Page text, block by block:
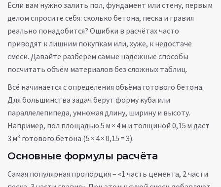
Если вам нужно залить пол, фундамент или стену, первым
делом спросите себя: сколько бетона, песка и гравия
реально понадобится? Ошибки в расчётах часто
приводят к лишним покупкам или, хуже, к недостаче
смеси. Давайте разберём самые надёжные способы
посчитать объём материалов без сложных таблиц.
Всё начинается с определения объёма готового бетона.
Для большинства задач берут форму куба или
параллелепипеда, умножая длину, ширину и высоту.
Например, пол площадью 5 м × 4 м и толщиной 0,15 м даст
3 м³ готового бетона (5 × 4 × 0,15 = 3).
Основные формулы расчёта
Самая популярная пропорция – «1 часть цемента, 2 части